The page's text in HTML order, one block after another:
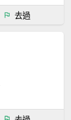
去過